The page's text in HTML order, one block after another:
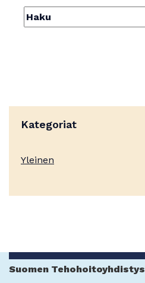
Teho-osastot
Apurahat
Kategoriat
Yleinen
Suomen Tehohoitoyhdistys